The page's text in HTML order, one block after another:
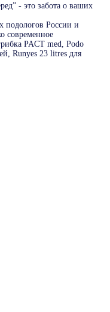
- это забота о ваших
подологов России и
современное
PACT med, Podo
Runyes 23 litres для